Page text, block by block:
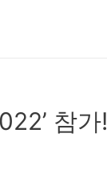
참가!